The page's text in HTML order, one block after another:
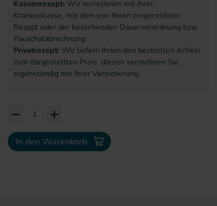
Kassenrezept: Wir verrechnen mit Ihrer
Krankenkasse, mit dem von Ihnen eingereichten
Rezept oder der bestehenden Dauerverordnung bzw.
Pauschalabrechnung.
Privatrezept: Wir liefern Ihnen den bestellten Artikel
zum dargestellten Preis, diesen verrechnen Sie
eigenständig mit Ihrer Versicherung.
Add to Cart or Wish List
In den Warenkorb